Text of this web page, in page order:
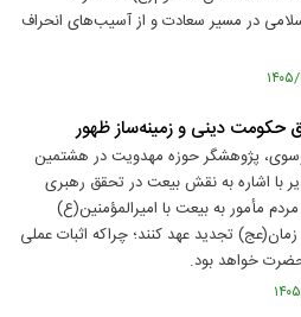
در مسیر سعادت و از آسیب‌های انحراف
حکومت دینی و زمینه‌ساز ظهور
پژوهشگر حوزه مهدویت در هشتمین
با اشاره به نقش بیعت در تحقق رهبری
مأمور به بیعت با امیرالمؤمنین(ع)
زمان(عج) تجدید عهد کنند؛ چراکه اثبات عملی
حضرت خواهد بود.